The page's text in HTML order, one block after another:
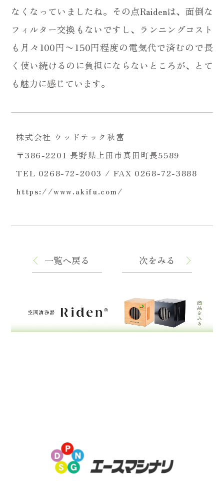
なくなっていましたね。その点Raidenは、面倒な
フィルター交換もないですし、ランニングコスト
も月々100円〜150円程度の電気代で済むので長
く使い続けるのに負担にならないところが、とて
も魅力に感じています。
株式会社 ウッドテック秋富
〒386-2201 長野県上田市真田町長5589
TEL 0268-72-2003 / FAX 0268-72-3888
https://www.akifu.com/
一覧へ戻る 次をみる